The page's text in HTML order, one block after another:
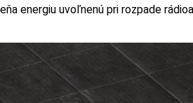
energiu uvoľnenú pri rozpade